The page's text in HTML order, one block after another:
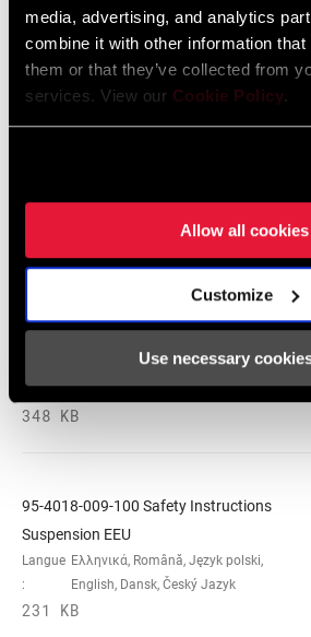
media, advertising, and analytics
combine it with other information that
them or that they’ve collected from
services. View our Cookie Policy.
Allow all cookies
Customize
Use necessary
Guide
Langue
English
95-4018-009-000 Safety Instructions
Suspension
Italiano, Français, Español, English,
Deutsch
348 KB
95-4018-009-100 Safety Instructions
Suspension EEU
Langue
:
Ελληνικά, Română, Język polski,
English, Dansk, Český Jazyk
231 KB